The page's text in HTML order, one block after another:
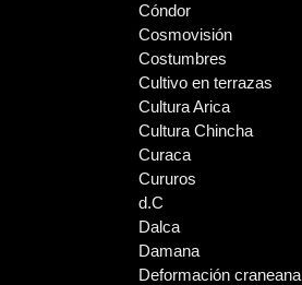
Cóndor
Cosmovisión
Costumbres
Cultivo en terrazas
Cultura Arica
Cultura Chincha
Curaca
Cururos
d.C
Dalca
Damana
Deformación craneana